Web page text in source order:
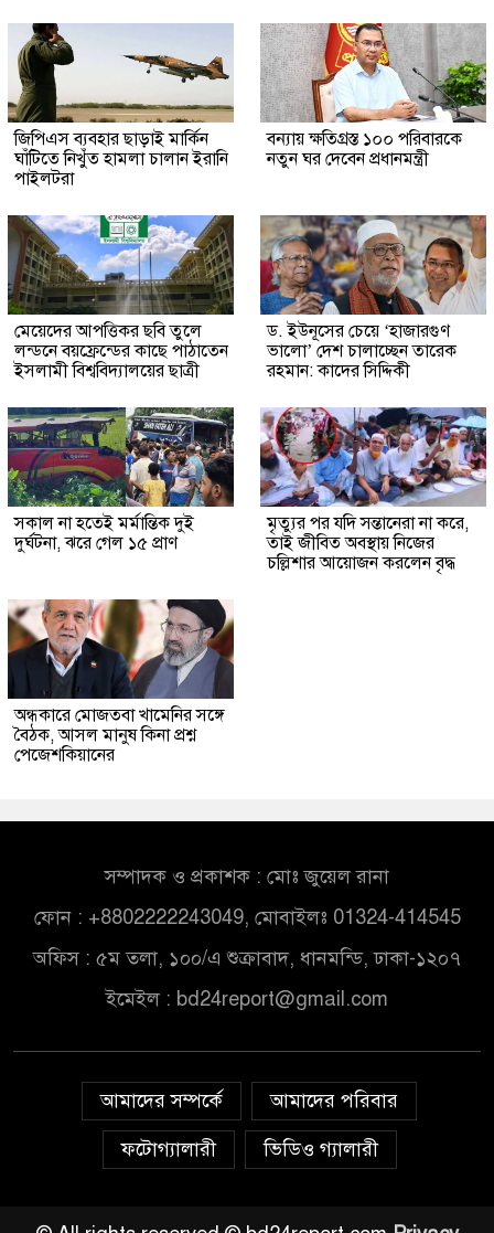
জিপিএস ব্যবহার ছাড়াই মার্কিন
ঘাঁটিতে নিখুঁত হামলা চালান ইরানি
পাইলটরা
বন্যায় ক্ষতিগ্রস্ত ১০০ পরিবারকে
নতুন ঘর দেবেন প্রধানমন্ত্রী
মেয়েদের আপত্তিকর ছবি তুলে
লন্ডনে বয়ফ্রেন্ডের কাছে পাঠাতেন
ইসলামী বিশ্ববিদ্যালয়ের ছাত্রী
ড. ইউনূসের চেয়ে ‘হাজারগুণ
ভালো’ দেশ চালাচ্ছেন তারেক
রহমান: কাদের সিদ্দিকী
সকাল না হতেই মর্মান্তিক দুই
দুর্ঘটনা, ঝরে গেল ১৫ প্রাণ
মৃত্যুর পর যদি সন্তানেরা না করে,
তাই জীবিত অবস্থায় নিজের
চল্লিশার আয়োজন করলেন বৃদ্ধ
অন্ধকারে মোজতবা খামেনির সঙ্গে
বৈঠক, আসল মানুষ কিনা প্রশ্ন
পেজেশকিয়ানের
সম্পাদক ও প্রকাশক : মোঃ জুয়েল রানা
ফোন : +8802222243049, মোবাইলঃ 01324-414545
অফিস : ৫ম তলা, ১০০/এ শুক্রাবাদ, ধানমন্ডি, ঢাকা-১২০৭
ইমেইল : bd24report@gmail.com
আমাদের সম্পর্কে
আমাদের পরিবার
ফটোগ্যালারী
ভিডিও গ্যালারী